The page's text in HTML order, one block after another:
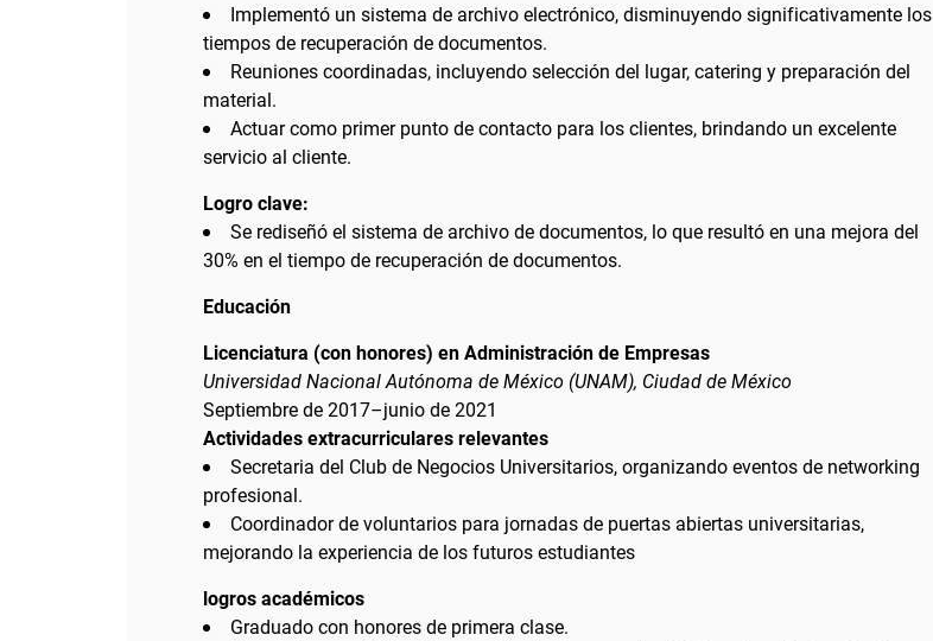
Implementó un sistema de archivo electrónico, disminuyendo significativamente los
tiempos de recuperación de documentos.
Reuniones coordinadas, incluyendo selección del lugar, catering y preparación del
material.
Actuar como primer punto de contacto para los clientes, brindando un excelente
servicio al cliente.
Logro clave:
Se rediseñó el sistema de archivo de documentos, lo que resultó en una mejora del
30% en el tiempo de recuperación de documentos.
Educación
Licenciatura (con honores) en Administración de Empresas
Universidad Nacional Autónoma de México (UNAM), Ciudad de México
Septiembre de 2017–junio de 2021
Actividades extracurriculares relevantes
Secretaria del Club de Negocios Universitarios, organizando eventos de networking
profesional.
Coordinador de voluntarios para jornadas de puertas abiertas universitarias,
mejorando la experiencia de los futuros estudiantes
logros académicos
Graduado con honores de primera clase.